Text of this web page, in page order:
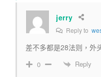
jerry
Reply to
差不多都是28法则，外
0 Reply